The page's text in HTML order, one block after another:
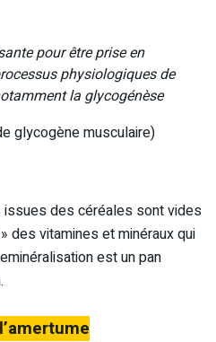
pour être prise en
physiologiques de
la glycogénèse
glycogène musculaire)
issues des céréales sont vides
des vitamines et minéraux qui
est un pan